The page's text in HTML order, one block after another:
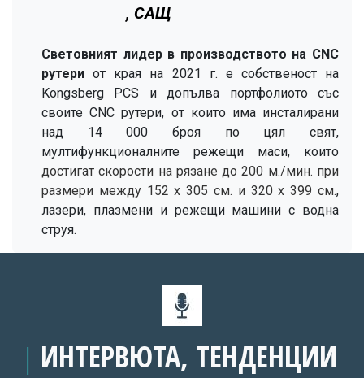
, САЩ
Световният лидер в производството на CNC
рутери от края на 2021 г. е собственост на
Kongsberg PCS и допълва портфолиото със
своите CNC рутери, от които има инсталирани
над 14 000 броя по цял свят,
мултифункционалните режещи маси, които
достигат скорости на рязане до 200 м./мин. при
размери между 152 х 305 см. и 320 х 399 см.,
лазери, плазмени и режещи машини с водна
струя.
ИНТЕРВЮТА, ТЕНДЕНЦИИ